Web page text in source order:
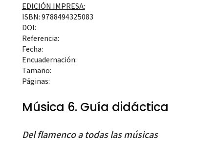
EDICIÓN IMPRESA:
ISBN: 9788494325083
DOI:
Referencia:
Fecha:
Encuadernación:
Tamaño:
Páginas:
Música 6. Guía didáctica
Del flamenco a todas las músicas